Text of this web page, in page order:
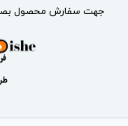
جهت سفارش محصول بصورت عمده